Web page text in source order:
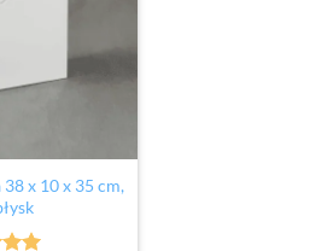
x 10 x 35 cm,